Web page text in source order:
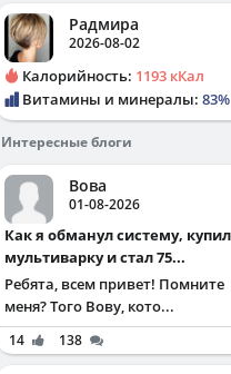
Радмира
2026-08-02
Калорийность: 1193 кКал
Витамины и минералы: 83%
Интересные блоги
Вова
01-08-2026
Как я обманул систему, купил
мультиварку и стал 75...
Ребята, всем привет! Помните
меня? Того Вову, кото...
14 138